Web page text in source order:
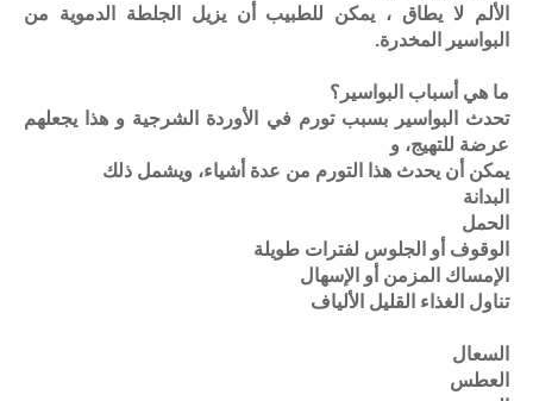
الألم لا يطاق ، يمكن للطبيب أن يزيل الجلطة الدموية من
البواسير المخدرة.
ما هي أسباب البواسير؟
تحدث البواسير بسبب تورم في الأوردة الشرجية و هذا يجعلهم
عرضة للتهيج، و
يمكن أن يحدث هذا التورم من عدة أشياء، ويشمل ذلك
البدانة
الحمل
الوقوف أو الجلوس لفترات طويلة
الإمساك المزمن أو الإسهال
تناول الغذاء القليل الألياف
السعال
العطس